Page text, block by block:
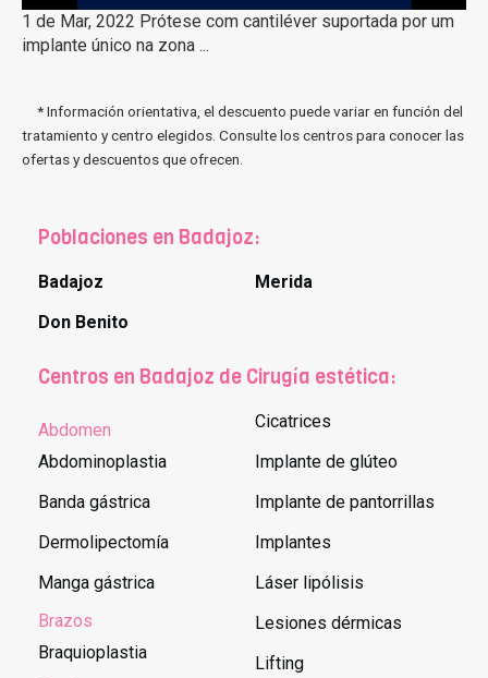
1 de Mar, 2022 Prótese com cantiléver suportada por um
implante único na zona ...
* Información orientativa, el descuento puede variar en función del
tratamiento y centro elegidos. Consulte los centros para conocer las
ofertas y descuentos que ofrecen.
Poblaciones en Badajoz:
Badajoz
Don Benito
Merida
Centros en Badajoz de Cirugía estética:
Abdomen
Abdominoplastia
Banda gástrica
Dermolipectomía
Manga gástrica
Brazos
Braquioplastia
Cicatrices
Implante de glúteo
Implante de pantorrillas
Implantes
Láser lipólisis
Lesiones dérmicas
Lifting